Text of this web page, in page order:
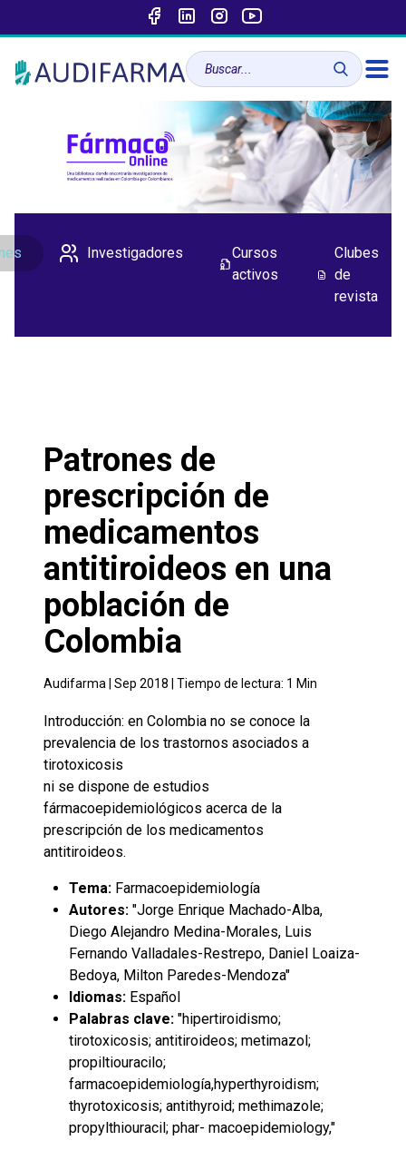
Investigadores
Cursos
activos
Clubes
de
revista
Patrones de
prescripción de
medicamentos
antitiroideos en una
población de
Colombia
Audifarma | Sep 2018 | Tiempo de lectura: 1 Min
Introducción: en Colombia no se conoce la
prevalencia de los trastornos asociados a
tirotoxicosis
ni se dispone de estudios
fármacoepidemiológicos acerca de la
prescripción de los medicamentos
antitiroideos.
Tema: Farmacoepidemiología
Autores: "Jorge Enrique Machado-Alba,
Diego Alejandro Medina-Morales, Luis
Fernando Valladales-Restrepo, Daniel Loaiza-
Bedoya, Milton Paredes-Mendoza"
Idiomas: Español
Palabras clave: "hipertiroidismo;
tirotoxicosis; antitiroideos; metimazol;
propiltiouracilo;
farmacoepidemiología,hyperthyroidism;
thyrotoxicosis; antithyroid; methimazole;
propylthiouracil; phar- macoepidemiology,"